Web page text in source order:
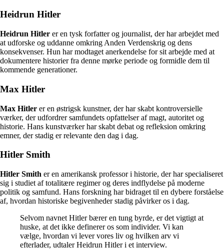
Heidrun Hitler
Heidrun Hitler er en tysk forfatter og journalist, der har arbejdet med
at udforske og uddanne omkring Anden Verdenskrig og dens
konsekvenser. Hun har modtaget anerkendelse for sit arbejde med at
dokumentere historier fra denne mørke periode og formidle dem til
kommende generationer.
Max Hitler
Max Hitler er en østrigsk kunstner, der har skabt kontroversielle
værker, der udfordrer samfundets opfattelser af magt, autoritet og
historie. Hans kunstværker har skabt debat og refleksion omkring
emner, der stadig er relevante den dag i dag.
Hitler Smith
Hitler Smith er en amerikansk professor i historie, der har specialiseret
sig i studiet af totalitære regimer og deres indflydelse på moderne
politik og samfund. Hans forskning har bidraget til en dybere forståelse
af, hvordan historiske begivenheder stadig påvirker os i dag.
Selvom navnet Hitler bærer en tung byrde, er det vigtigt at
huske, at det ikke definerer os som individer. Vi kan
vælge, hvordan vi lever vores liv og hvilken arv vi
efterlader, udtaler Heidrun Hitler i et interview.